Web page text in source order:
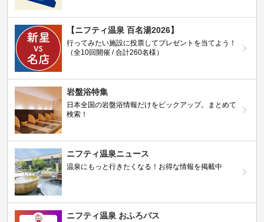
【ニフティ温泉 百名湯2026】
行ってみたい施設に投票してプレゼントを当てよう！
（全10回開催 / 合計260名様）
岩盤浴特集
日本全国の岩盤浴情報だけをピックアップ。まとめて
検索！
ニフティ温泉ニュース
温泉にもっと行きたくなる！お得な情報を掲載中
ニフティ温泉 おふろパス